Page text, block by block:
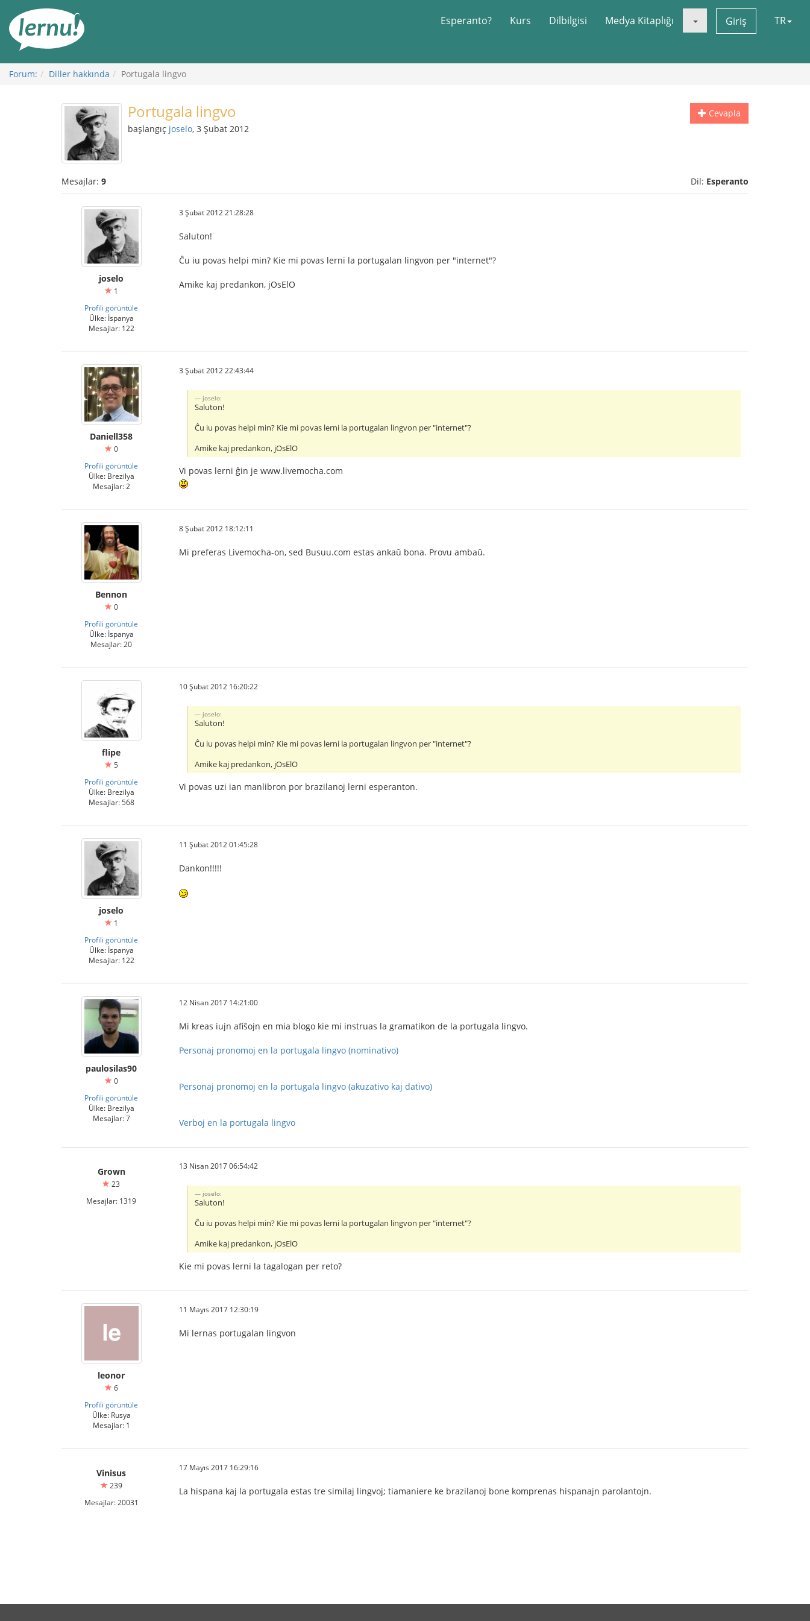
Görüntüleme
Esperanto? Kurs Dilbilgisi Medya Kitaplığı Giriş TR
Forum: Diller hakkında Portugala lingvo
Cevapla
Portugala lingvo
başlangıç joselo, 3 Şubat 2012
Mesajlar: 9 Dil: Esperanto
joselo
1
Profili görüntüle
Ülke: İspanya
Mesajlar: 122
3 Şubat 2012 21:28:28
Saluton!
Ĉu iu povas helpi min? Kie mi povas lerni la portugalan lingvon per "internet"?
Amike kaj predankon, jOsElO
Daniell358
0
Profili görüntüle
Ülke: Brezilya
Mesajlar: 2
3 Şubat 2012 22:43:44
joselo:
Saluton!
Ĉu iu povas helpi min? Kie mi povas lerni la portugalan lingvon per "internet"?
Amike kaj predankon, jOsElO
Vi povas lerni ĝin je www.livemocha.com
Bennon
0
Profili görüntüle
Ülke: İspanya
Mesajlar: 20
8 Şubat 2012 18:12:11
Mi preferas Livemocha-on, sed Busuu.com estas ankaŭ bona. Provu ambaŭ.
flipe
5
Profili görüntüle
Ülke: Brezilya
Mesajlar: 568
10 Şubat 2012 16:20:22
joselo:
Saluton!
Ĉu iu povas helpi min? Kie mi povas lerni la portugalan lingvon per "internet"?
Amike kaj predankon, jOsElO
Vi povas uzi ian manlibron por brazilanoj lerni esperanton.
joselo
1
Profili görüntüle
Ülke: İspanya
Mesajlar: 122
11 Şubat 2012 01:45:28
Dankon!!!!!
paulosilas90
0
Profili görüntüle
Ülke: Brezilya
Mesajlar: 7
12 Nisan 2017 14:21:00
Mi kreas iujn afiŝojn en mia blogo kie mi instruas la gramatikon de la portugala lingvo.
Personaj pronomoj en la portugala lingvo (nominativo)
Personaj pronomoj en la portugala lingvo (akuzativo kaj dativo)
Verboj en la portugala lingvo
Grown
23
Mesajlar: 1319
13 Nisan 2017 06:54:42
joselo:
Saluton!
Ĉu iu povas helpi min? Kie mi povas lerni la portugalan lingvon per "internet"?
Amike kaj predankon, jOsElO
Kie mi povas lerni la tagalogan per reto?
leonor
6
Profili görüntüle
Ülke: Rusya
Mesajlar: 1
11 Mayıs 2017 12:30:19
Mi lernas portugalan lingvon
Vinisus
239
Mesajlar: 20031
17 Mayıs 2017 16:29:16
La hispana kaj la portugala estas tre similaj lingvoj; tiamaniere ke brazilanoj bone komprenas hispanajn parolantojn.